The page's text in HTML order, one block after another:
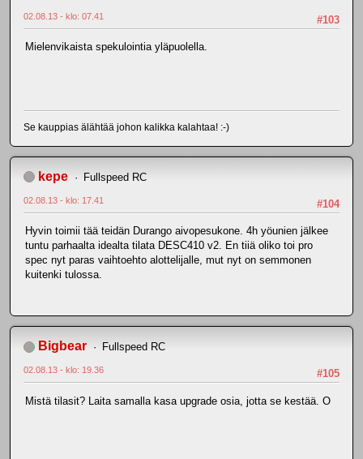
#103
02.08.13 - klo: 07.41
Mielenvikaista spekulointia yläpuolella.
Se kauppias älähtää johon kalikka kalahtaa! :-)
kepe Fullspeed RC
#104
02.08.13 - klo: 17.41
Hyvin toimii tää teidän Durango aivopesukone. 4h yöunien jälkee
tuntu parhaalta idealta tilata DESC410 v2. En tiiä oliko toi pro
spec nyt paras vaihtoehto alottelijalle, mut nyt on semmonen
kuitenki tulossa.
Bigbear Fullspeed RC
#105
02.08.13 - klo: 19.36
Mistä tilasit? Laita samalla kasa upgrade osia, jotta se kestää. O